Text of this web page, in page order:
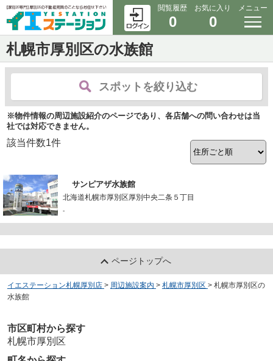
閲覧履歴
0
お気に入り
0
メニュー
札幌市厚別区の水族館
スポットを絞り込む
※物件情報の周辺施設紹介のページであり、各店舗への問い合わせは当
社では対応できません。
該当件数1件
サンピアザ水族館
北海道札幌市厚別区厚別中央二条５丁目
-
ページトップへ
イエステーション札幌厚別店 > 周辺施設案内 > 札幌市厚別区 > 札幌市厚別区の
水族館
市区町村から探す
札幌市厚別区